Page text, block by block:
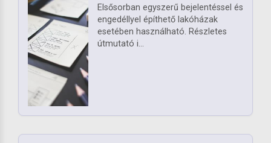
Elsősorban egyszerű bejelentéssel és
engedéllyel építhető lakóházak
esetében használható. Részletes
útmutató i...